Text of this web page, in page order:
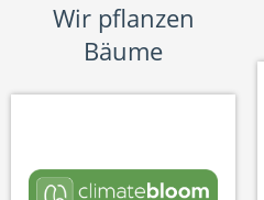
Wir pflanzen
Bäume